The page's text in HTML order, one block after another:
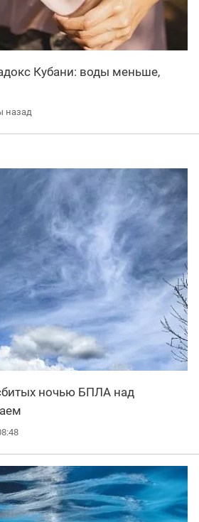
Кубани: воды меньше,
назад
ночью БПЛА над